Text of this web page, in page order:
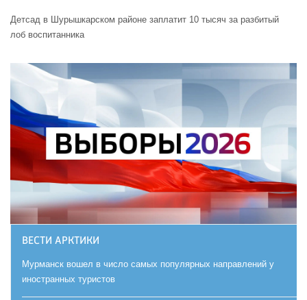
Детсад в Шурышкарском районе заплатит 10 тысяч за разбитый
лоб воспитанника
ВЕСТИ АРКТИКИ
Мурманск вошел в число самых популярных направлений у
иностранных туристов